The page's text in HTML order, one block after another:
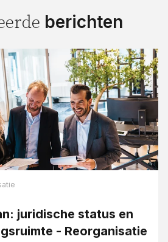
berichten
juridische status en
- Reorganisatie